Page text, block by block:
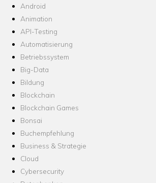
Android
Animation
API-Testing
Automatisierung
Betriebssystem
Big-Data
Bildung
Blockchain
Blockchain Games
Bonsai
Buchempfehlung
Business & Strategie
Cloud
Cybersecurity